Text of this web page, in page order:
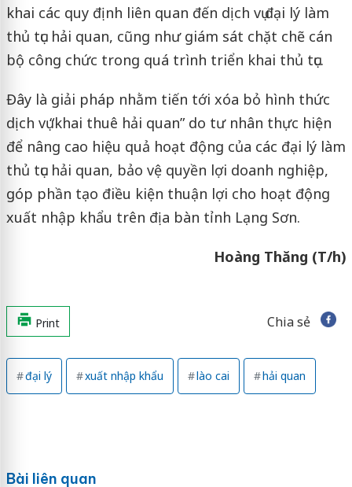
khai các quy định liên quan đến dịch vụ đại lý làm
thủ tục hải quan, cũng như giám sát chặt chẽ cán
bộ công chức trong quá trình triển khai thủ tục.
Đây là giải pháp nhằm tiến tới xóa bỏ hình thức
dịch vụ “khai thuê hải quan” do tư nhân thực hiện
để nâng cao hiệu quả hoạt động của các đại lý làm
thủ tục hải quan, bảo vệ quyền lợi doanh nghiệp,
góp phần tạo điều kiện thuận lợi cho hoạt động
xuất nhập khẩu trên địa bàn tỉnh Lạng Sơn.
Hoàng Thăng (T/h)
Print Chia sẻ
đại lý xuất nhập khẩu lào cai hải quan
Bài liên quan